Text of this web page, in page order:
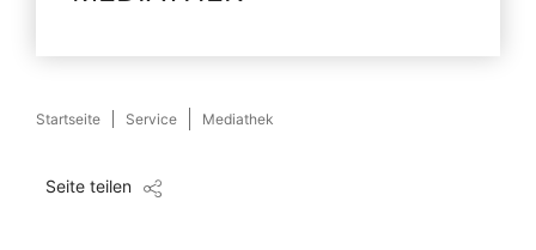
Startseite Service Mediathek
Seite teilen